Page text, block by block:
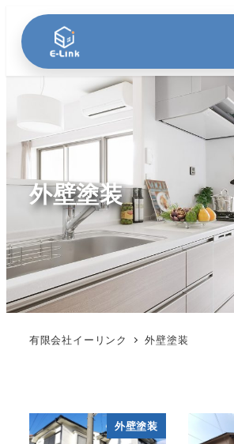
外壁塗装
有限会社イーリンク 外壁塗装
外壁塗装